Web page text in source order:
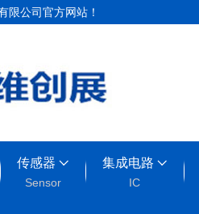
限公司官方网站！
传感器
Sensor
集成电路
IC